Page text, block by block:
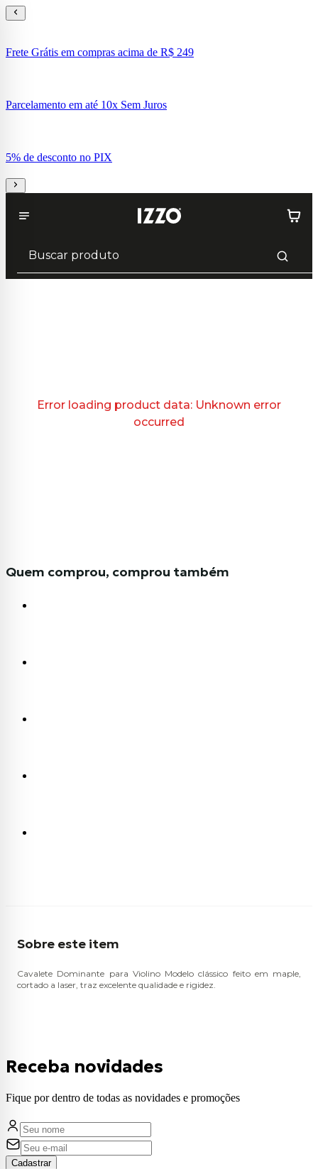
Frete Grátis em compras acima de R$ 249
Parcelamento em até 10x Sem Juros
5% de desconto no PIX
Error loading product data: Unknown error
occurred
Quem comprou, comprou também
Sobre este item
Cavalete Dominante para Violino Modelo clássico feito em maple,
cortado a laser, traz excelente qualidade e rigidez.
Receba novidades
Fique por dentro de todas as novidades e promoções
Cadastrar